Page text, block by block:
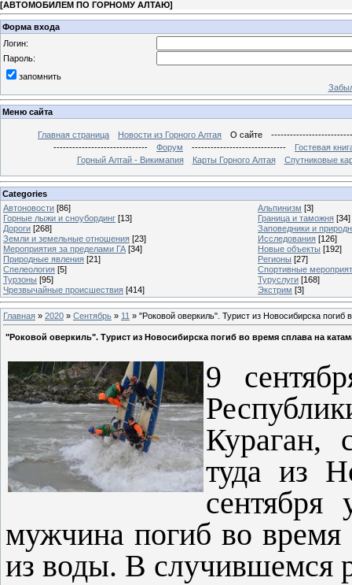
[АВТОМОБИЛЕМ ПО ГОРНОМУ АЛТАЮ]
Форма входа
Логин:
Пароль:
запомнить
Меню сайта
Главная страница Новости из Горного Алтая О сайте
------------------------------
Форум ------------------------------
Гостевая
Горный Алтай - Викимапия
Карты Горного Алтая Спутниковые
Categories
Автоновости [86] Альпинизм [3]
Горные лыжи и сноубординг [13] Граница и таможня [34]
Дороги [268]
Заповедники и
Земли и земельные отношения [23] Исследования [126]
Мероприятия за пределами ГА [34] Новые объекты [192]
Природные явления [21] Регионы [27]
Спелеология [5]
Спортивные
Турзоны [95] Туруслуги [168]
Чрезвычайные происшествия [414] Экстрим [3]
Главная » 2020 » Сентябрь » 11 » "Роковой оверкиль". Турист из Новосибирска погиб
"Роковой оверкиль". Турист из Новосибирска погиб во время сплава на
9
Кураган,
туда из
мужчина погиб во время
из воды. В случившемся